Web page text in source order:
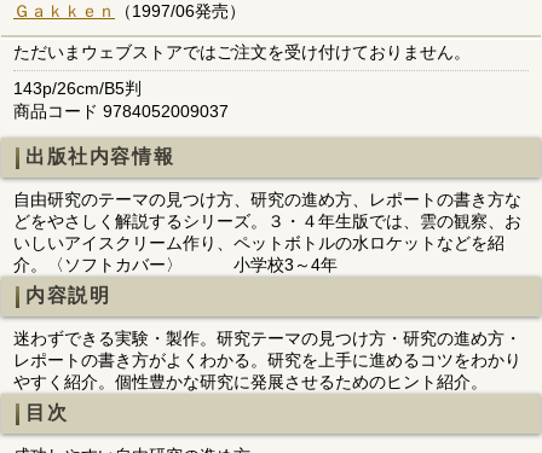
Ｇａｋｋｅｎ （1997/06発売）
ただいまウェブストアではご注文を受け付けておりません。
143p/26cm/B5判
商品コード 9784052009037
出版社内容情報
自由研究のテーマの見つけ方、研究の進め方、レポートの書き方な
どをやさしく解説するシリーズ。３・４年生版では、雲の観察、お
いしいアイスクリーム作り、ペットボトルの水ロケットなどを紹
介。〈ソフトカバー〉 小学校3～4年
内容説明
迷わずできる実験・製作。研究テーマの見つけ方・研究の進め方・
レポートの書き方がよくわかる。研究を上手に進めるコツをわかり
やすく紹介。個性豊かな研究に発展させるためのヒント紹介。
目次